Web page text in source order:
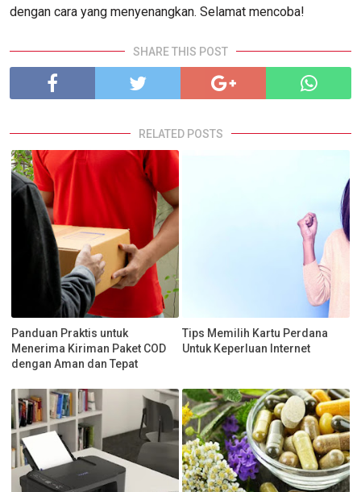
dengan cara yang menyenangkan. Selamat mencoba!
SHARE THIS POST
RELATED POSTS
Panduan Praktis untuk
Menerima Kiriman Paket COD
dengan Aman dan Tepat
Tips Memilih Kartu Perdana
Untuk Keperluan Internet